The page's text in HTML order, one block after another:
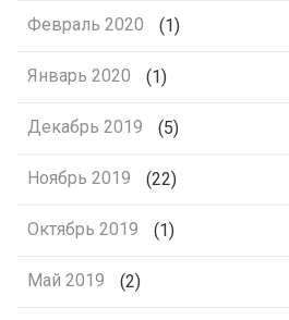
Февраль 2020 (1)
Январь 2020 (1)
Декабрь 2019 (5)
Ноябрь 2019 (22)
Октябрь 2019 (1)
Май 2019 (2)